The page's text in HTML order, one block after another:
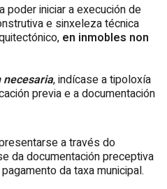
poder iniciar a execución de
e sinxeleza técnica
en inmobles non
necesaria, indícase a tipoloxía
previa e a documentación
a través do
da documentación preceptiva
da taxa municipal.